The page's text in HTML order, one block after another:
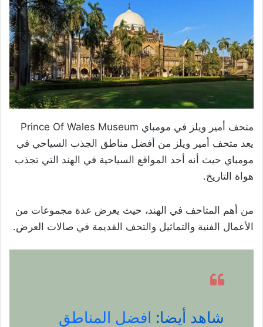
متحف أمير ويلز في مومباي Prince Of Wales Museum
يعد متحف أمير ويلز من أفضل مناطق الجذب السياحي في
مومباي حيث أنه أحد المواقع السياحية في الهند التي تجذب
هواة التاريخ.
من أهم المتاحف في الهند، حيث يعرض عدة مجموعات من
الأعمال الفنية والتماثيل والتحف القديمة في صالات العرض.
شاهد أيضا: افضل المناطق